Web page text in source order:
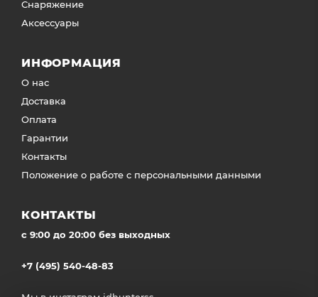
Снаряжение
Аксессуары
ИНФОРМАЦИЯ
О нас
Доставка
Оплата
Гарантии
Контакты
Положение о работе с персональными данными
КОНТАКТЫ
c 9:00 до 20:00 без выходных
+7 (495) 540-48-83